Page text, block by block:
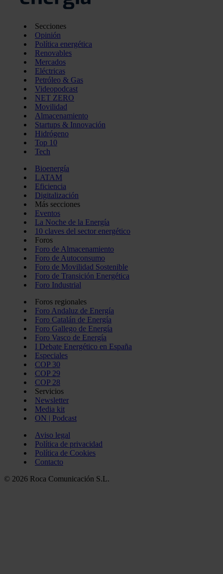
Secciones
Opinión
Política energética
Renovables
Mercados
Eléctricas
Petróleo & Gas
Videopodcast
NET ZERO
Movilidad
Almacenamiento
Startups & Innovación
Hidrógeno
Top 10
Tech
Bioenergía
LATAM
Eficiencia
Digitalización
Más secciones
Eventos
La Noche de la Energía
10 claves del sector energético
Foros
Foro de Almacenamiento
Foro de Autoconsumo
Foro de Movilidad Sostenible
Foro de Transición Energética
Foro Industrial
Foros regionales
Foro Andaluz de Energía
Foro Catalán de Energía
Foro Gallego de Energía
Foro Vasco de Energía
I Debate Energético en España
Especiales
COP 30
COP 29
COP 28
Servicios
Newsletter
Media kit
ON | Podcast
Aviso legal
Política de privacidad
Política de Cookies
Contacto
© 2026 Roca Comunicación S.L.